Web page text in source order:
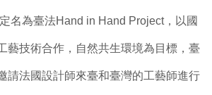
名為臺法Hand in Hand Project，以國
藝技術合作，自然共生環境為目標，臺
請法國設計師來臺和臺灣的工藝師進行